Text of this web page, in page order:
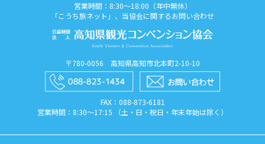
営業時間：8:30〜18:00（年中無休）
「こうち旅ネット」、当協会に関するお問い合わせ
〒780-0056 高知県高知市北本町2-10-10
FAX：088​-873​-6181
営業時間：8:30〜17:15 （土・日・祝日・年末年始は除く）